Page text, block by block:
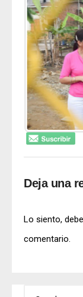
Deja una
Lo siento,
comentario.